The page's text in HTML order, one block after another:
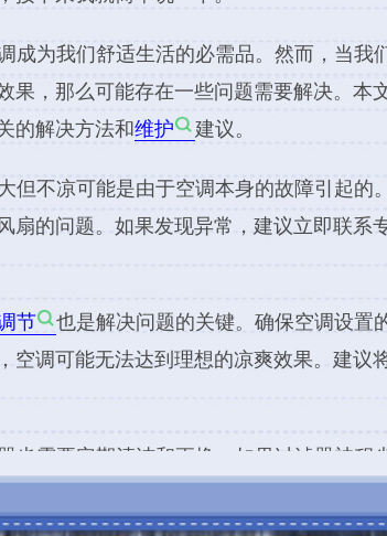
的凉爽效果。建议将温度设定在适宜的范围内，通常
如果过滤器被积尘和污垢堵塞，会影响空调的风量
器，如果过滤器已经很脏或损坏，应及时更换。保
出风质量和凉爽效果。
的一步。确保室外机的通风口没有被遮挡或堵塞，否
室外机周围的杂物，保持通风畅通。
杂的 空调故障 。
取一些简单的措施来处理问题。首先检查空调是否
更换过滤器，保持室外机的通风畅通。如果问题仍
站长统计豫ICP备13007350